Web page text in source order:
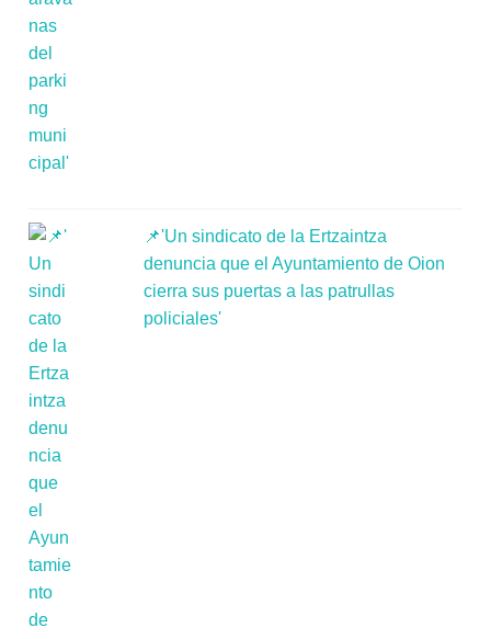
📌'Un sindicato de la Ertzaintza
denuncia que el Ayuntamiento de Oion
cierra sus puertas a las patrullas
policiales'